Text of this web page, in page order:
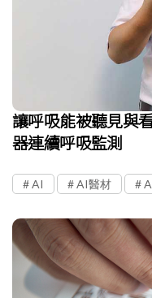
讓呼吸能被聽見與
器連續呼吸監測
AI AI醫材